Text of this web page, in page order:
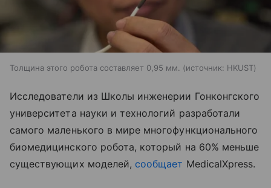
Толщина этого робота составляет 0,95 мм. источник: HKUST
Исследователи из Школы инженерии Гонконгского
университета науки и технологий разработали
самого маленького в мире многофункционального
биомедицинского робота, который на 60% меньше
существующих моделей, сообщает MedicalXpress.